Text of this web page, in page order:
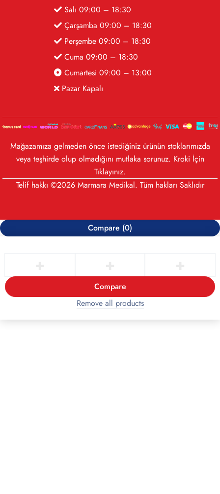
Salı 09:00 – 18:30
Çarşamba 09:00 – 18:30
Perşembe 09:00 – 18:30
Cuma 09:00 – 18:30
Cumartesi 09:00 – 13:00
Pazar Kapalı
Mağazamıza gelmeden önce istediğiniz ürünün stoklarımızda
veya teşhirde olup olmadığını mutlaka sorunuz. Kroki İçin
Tıklayınız.
Telif hakkı ©2026 Marmara Medikal. Tüm hakları Saklıdır
Compare (0)
Compare
Remove all products